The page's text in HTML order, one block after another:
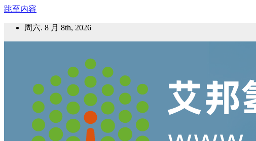
跳至内容
周六. 8 月 8th, 2026